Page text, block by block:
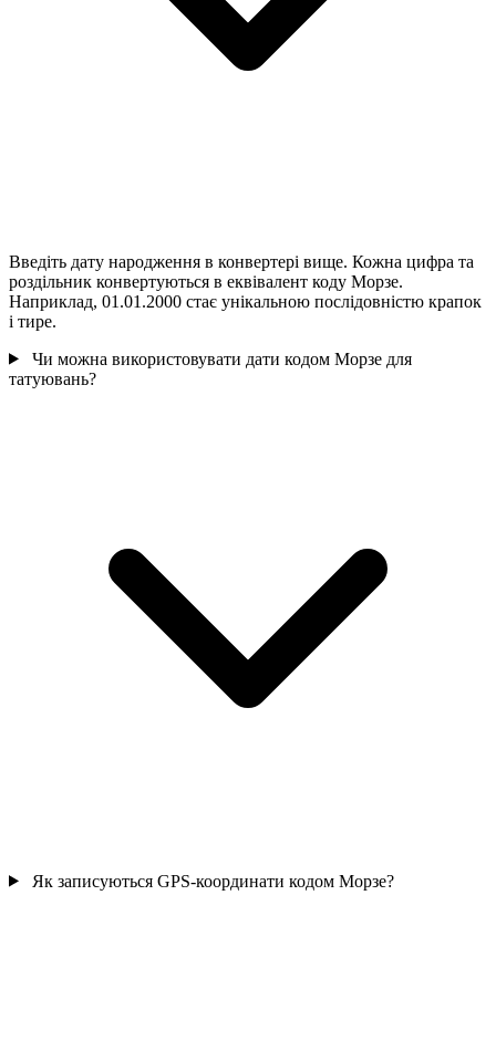
Введіть дату народження в конвертері вище. Кожна цифра та
роздільник конвертуються в еквівалент коду Морзе.
Наприклад, 01.01.2000 стає унікальною послідовністю крапок
і тире.
Чи можна використовувати дати кодом Морзе для
татуювань?
Як записуються GPS-координати кодом Морзе?